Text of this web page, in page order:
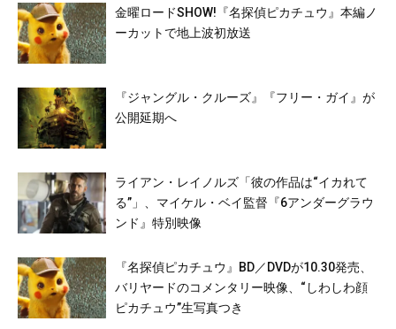
金曜ロードSHOW!『名探偵ピカチュウ』本編ノ
ーカットで地上波初放送
『ジャングル・クルーズ』『フリー・ガイ』が
公開延期へ
ライアン・レイノルズ「彼の作品は“イカれて
る”」、マイケル・ベイ監督『6アンダーグラウ
ンド』特別映像
『名探偵ピカチュウ』BD／DVDが10.30発売、
バリヤードのコメンタリー映像、“しわしわ顔
ピカチュウ”生写真つき